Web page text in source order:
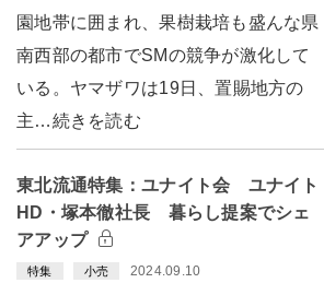
園地帯に囲まれ、果樹栽培も盛んな県
南西部の都市でSMの競争が激化して
いる。ヤマザワは19日、置賜地方の
主…続きを読む
東北流通特集：ユナイト会 ユナイト
HD・塚本徹社長 暮らし提案でシェ
アアップ
特集 小売 2024.09.10